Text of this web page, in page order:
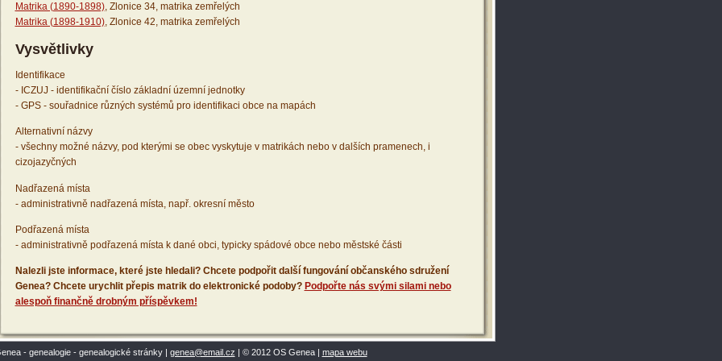
Matrika (1890-1898), Zlonice 34, matrika zemřelých
Matrika (1898-1910), Zlonice 42, matrika zemřelých
Vysvětlivky
Identifikace
- ICZUJ - identifikační číslo základní územní jednotky
- GPS - souřadnice různých systémů pro identifikaci obce na mapách
Alternativní názvy
- všechny možné názvy, pod kterými se obec vyskytuje v matrikách nebo v dalších pramenech, i
cizojazyčných
Nadřazená místa
- administrativně nadřazená místa, např. okresní město
Podřazená místa
- administrativně podřazená místa k dané obci, typicky spádové obce nebo městské části
Nalezli jste informace, které jste hledali? Chcete podpořit další fungování občanského sdružení
Genea? Chcete urychlit přepis matrik do elektronické podoby? Podpořte nás svými silami nebo
alespoň finančně drobným příspěvkem!
- genealogie - genealogické stránky | genea@email.cz | © 2012 OS Genea | mapa webu